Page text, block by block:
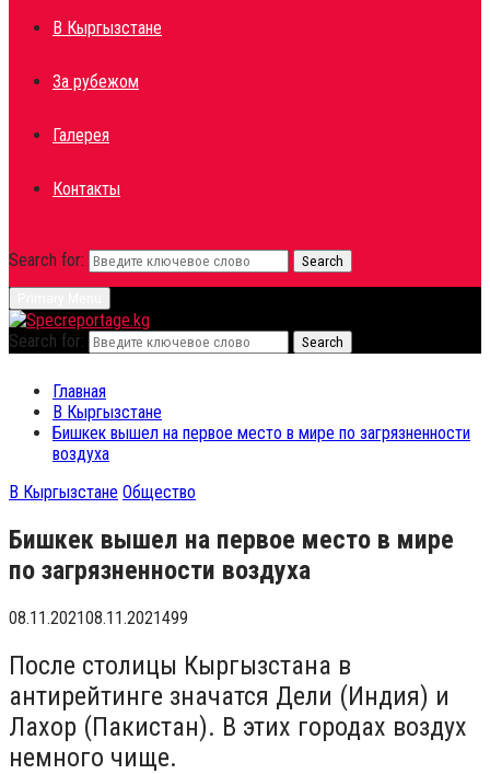
В Кыргызстане
За рубежом
Галерея
Контакты
Search for: Search
Search for: Search
Главная
В Кыргызстане
Бишкек вышел на первое место в мире по загрязненности
воздуха
В Кыргызстане Общество
Бишкек вышел на первое место в мире
по загрязненности воздуха
08.11.202108.11.2021499
После столицы Кыргызстана в
антирейтинге значатся Дели (Индия) и
Лахор (Пакистан). В этих городах воздух
немного чище.